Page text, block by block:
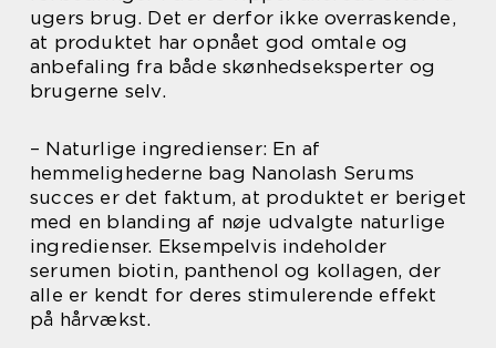
ugers brug. Det er derfor ikke overraskende,
at produktet har opnået god omtale og
anbefaling fra både skønhedseksperter og
brugerne selv.
– Naturlige ingredienser: En af
hemmelighederne bag Nanolash Serums
succes er det faktum, at produktet er beriget
med en blanding af nøje udvalgte naturlige
ingredienser. Eksempelvis indeholder
serumen biotin, panthenol og kollagen, der
alle er kendt for deres stimulerende effekt
på hårvækst.